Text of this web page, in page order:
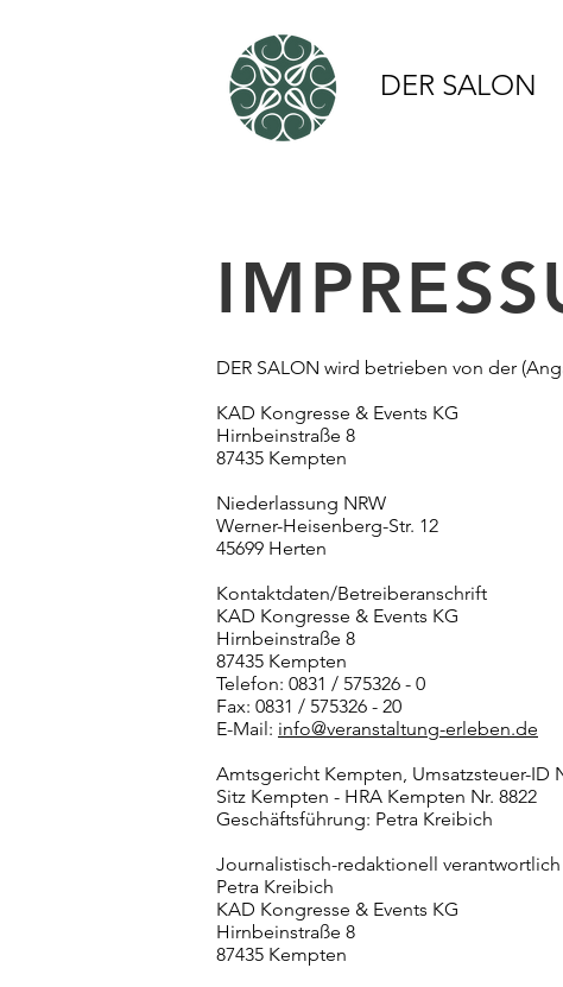
DER SALON
DER SALON wird betrieben von der
KAD Kongresse & Events KG
Hirnbeinstraße 8
87435 Kempten
Niederlassung NRW
Werner-Heisenberg-Str. 12
45699 Herten
Kontaktdaten/Betreiberanschrift
KAD Kongresse & Events KG
Hirnbeinstraße 8
87435 Kempten
Telefon: 0831 / 575326 - 0
Fax: 0831 / 575326 - 20
E-Mail: info@veranstaltung-erleben.de
Amtsgericht Kempten, Umsatzsteuer-ID
Sitz Kempten - HRA Kempten Nr. 8822
Geschäftsführung: Petra Kreibich
Journalistisch-redaktionell verantwortlich
Petra Kreibich
KAD Kongresse & Events KG
Hirnbeinstraße 8
87435 Kempten